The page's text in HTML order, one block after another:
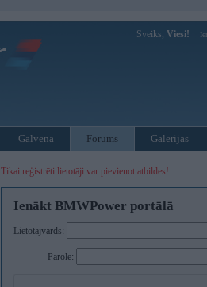
Sveiks, Viesi!
Galvenā Forums Galerijas
Tikai reģistrēti lietotāji var pievienot atbildes!
Ienākt BMWPower portālā
Lietotājvārds:
Parole: